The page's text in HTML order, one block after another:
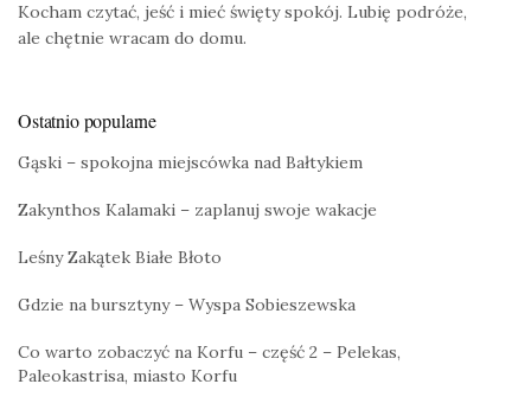
Kocham czytać, jeść i mieć święty spokój. Lubię podróże,
ale chętnie wracam do domu.
Ostatnio popularne
Gąski – spokojna miejscówka nad Bałtykiem
Zakynthos Kalamaki – zaplanuj swoje wakacje
Leśny Zakątek Białe Błoto
Gdzie na bursztyny – Wyspa Sobieszewska
Co warto zobaczyć na Korfu – część 2 – Pelekas,
Paleokastrisa, miasto Korfu